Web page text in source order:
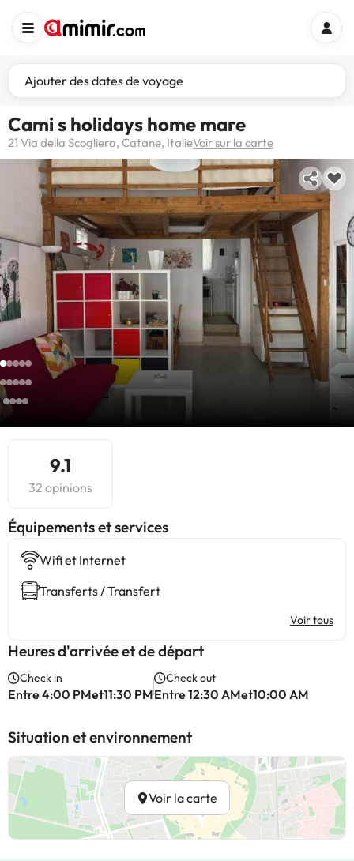
Ajouter des dates de voyage
Cami s holidays home mare
21 Via della Scogliera, Catane, ItalieVoir sur la carte
9.1
32 opinions
​Équipements et services
Wifi et Internet
Transferts / Transfert
Voir tous
Heures d'arrivée et de départ
Check in
Entre 4:00 PMet11:30 PM
Check out
Entre 12:30 AMet10:00 AM
Situation et environnement
Voir la carte